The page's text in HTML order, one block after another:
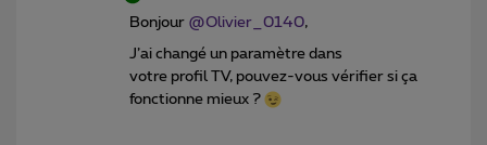
Bonjour @Olivier_0140,
J’ai changé un paramètre dans
votre profil TV, pouvez-vous vérifier si ça
fonctionne mieux ?